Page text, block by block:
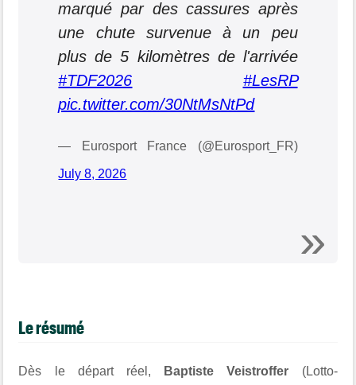
marqué par des cassures après
une chute survenue à un peu
plus de 5 kilomètres de l'arrivée
#TDF2026
#LesRP
pic.twitter.com/30NtMsNtPd
— Eurosport France (@Eurosport_FR)
July 8, 2026
Le résumé
Dès le départ réel, Baptiste Veistroffer (Lotto-